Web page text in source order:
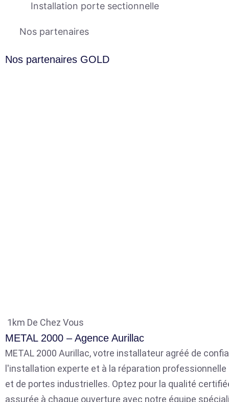
Installation porte sectionnelle
Nos partenaires
Nos partenaires GOLD
1km De Chez Vous
METAL 2000 – Agence Aurillac
METAL 2000 Aurillac, votre installateur agréé de
l'installation experte et à la réparation
et de portes industrielles. Optez pour la qualité
assurée à chaque ouverture avec notre équipe